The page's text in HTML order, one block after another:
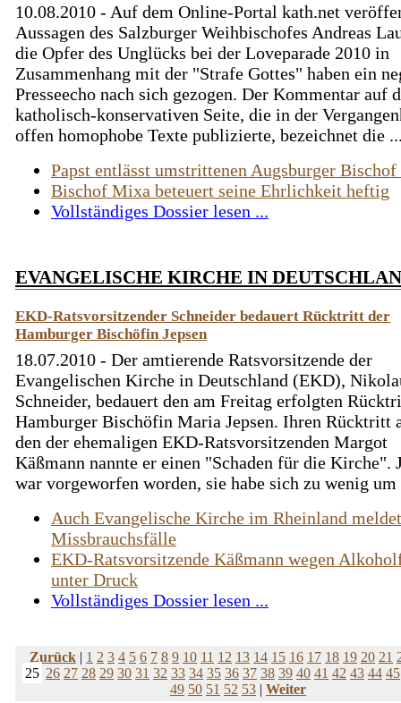
10.08.2010 - Auf dem Online-Portal kath.net
Aussagen des Salzburger Weihbischofes Andreas
die Opfer des Unglücks bei der Loveparade 2010 in
Zusammenhang mit der "Strafe Gottes" haben ein
Presseecho nach sich gezogen. Der Kommentar auf
katholisch-konservativen Seite, die in der
offen homophobe Texte publizierte, bezeichnet die
Papst entlässt umstrittenen Augsburger
Bischof Mixa beteuert seine Ehrlichkeit heftig
Vollständiges Dossier lesen ...
EVANGELISCHE KIRCHE IN
EKD-Ratsvorsitzender Schneider bedauert Rücktritt der
Hamburger Bischöfin Jepsen
18.07.2010 - Der amtierende Ratsvorsitzende der
Evangelischen Kirche in Deutschland (EKD),
Schneider, bedauert den am Freitag erfolgten
Hamburger Bischöfin Maria Jepsen. Ihren Rücktritt
den der ehemaligen EKD-Ratsvorsitzenden Margot
Käßmann nannte er einen "Schaden für die Kirche".
war vorgeworfen worden, sie habe sich zu wenig um
Auch Evangelische Kirche im Rheinland meldet
Missbrauchsfälle
EKD-Ratsvorsitzende Käßmann wegen
unter Druck
Vollständiges Dossier lesen ...
Zurück | 1 2 3 4 5 6 7 8 9 10 11 12 13 14 15 16 17 18 19 20 21
25 26 27 28 29 30 31 32 33 34 35 36 37 38 39 40 41 42 43 44 45
49 50 51 52 53 | Weiter